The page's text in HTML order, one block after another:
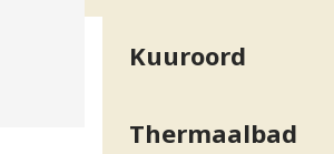
Kuuroord
Thermaalbad